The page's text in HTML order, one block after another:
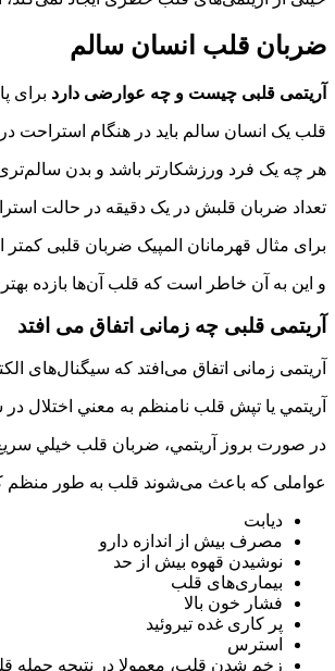
ضربان قلب انسان سالم
آریتمی قلبی چیست و چه عوارضی دارد برای
قلب یک انسان سالم باید در هنگام استراحت در دقیقه ۶۰ تا ۱۰۰
هر چه یک فرد ورزشکارتر باشد و بدن
تعداد ضربان قلبش در یک دقیقه در حالت
برای مثال قهرمانان المپیک ضربان قلبی کمتر از ۶۰ بار در دقیقه
و این به آن خاطر است که قلب آن‌ها بازده
آریتمی قلبی چه زمانی اتفاق می افتد
آریتمی زمانی اتفاق می‌افتد که سیگنال‌های
آريتمي يا تپش قلب نامنظم به معني
در صورت بروز آريتمي، ضربان قلب خيلي سريع
عواملی که باعث می‌شوند قلب به طور منظم
دیابت
مصرف بیش از اندازه دارو
نوشیدن قهوه بیش از حد
بیماری‌های قلب
فشار خون بالا
پر کاری غده تیروئید
استرس
زخم شدن قلب، معمولا در نتیجه حمله